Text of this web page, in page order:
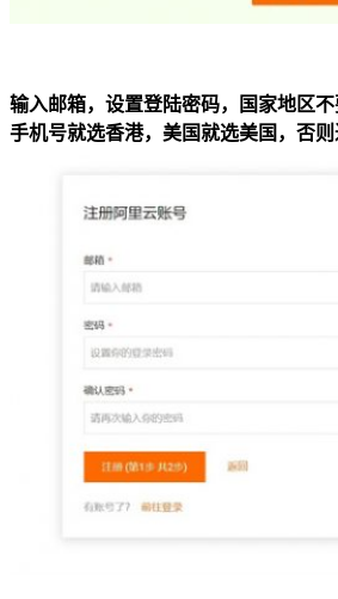
输入邮箱，设置登陆密码，国家地区
手机号就选香港，美国就选美国，否则